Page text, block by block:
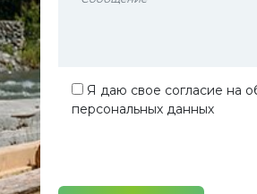
Я даю свое согласие на
персональных данных